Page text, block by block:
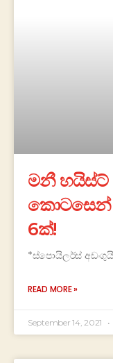
මනී හයිස්ට්
කොටසෙන්
6ක්!
*ස්පොයිලර්ස්
READ MORE »
September 14, 2021